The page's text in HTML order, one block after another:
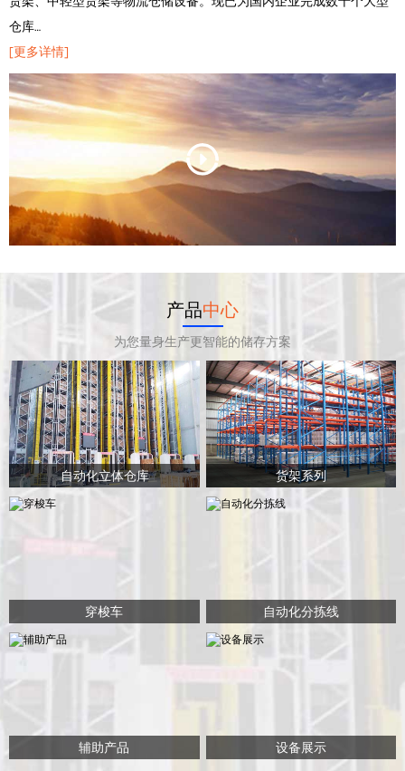
仓库…
[更多详情]
产品中心
为您量身生产更智能的储存方案
自动化立体仓库 货架系列
穿梭车 自动化分拣线
辅助产品 设备展示